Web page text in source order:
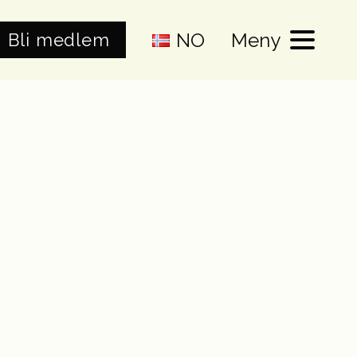
Bli medlem NO Meny